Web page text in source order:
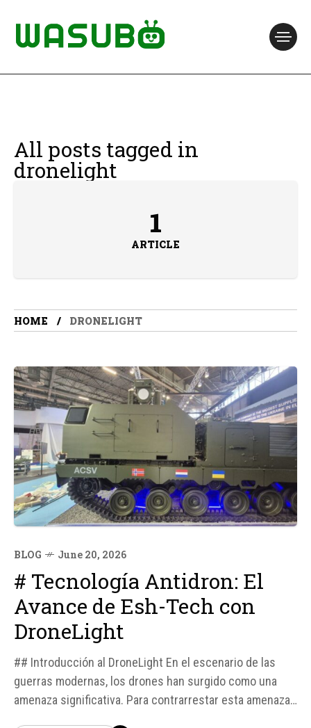
All posts tagged in
dronelight
1
ARTICLE
HOME DRONELIGHT
BLOG June 20, 2026
# Tecnología Antidron: El
Avance de Esh-Tech con
DroneLight
## Introducción al DroneLight En el escenario de las
guerras modernas, los drones han surgido como una
amenaza significativa. Para contrarrestar esta amenaza,